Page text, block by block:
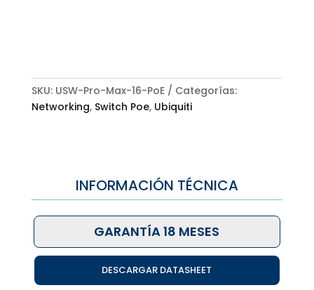
SKU: USW-Pro-Max-16-PoE
Categorías:
Networking, Switch Poe, Ubiquiti
INFORMACIÓN TÉCNICA
GARANTÍA 18 MESES
DESCARGAR DATASHEET